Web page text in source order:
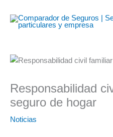
contenido
Responsabilidad
seguro de hogar
Noticias